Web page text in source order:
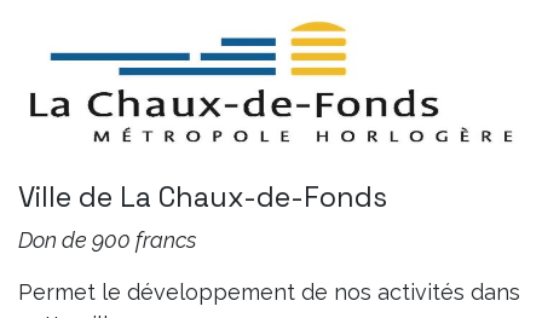
Ville de La Chaux-de-Fonds
Don de 900 francs
Permet le développement de nos activités dans